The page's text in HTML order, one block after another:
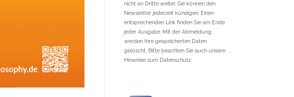
nicht an Dritte weiter. Sie können den
Newsletter jederzeit kündigen. Einen
entsprechenden Link finden Sie am Ende
jeder Ausgabe. Mit der Abmeldung
werden Ihre gespeicherten Daten
gelöscht. Bitte beachten Sie auch unsere
Hinweise zum Datenschutz.